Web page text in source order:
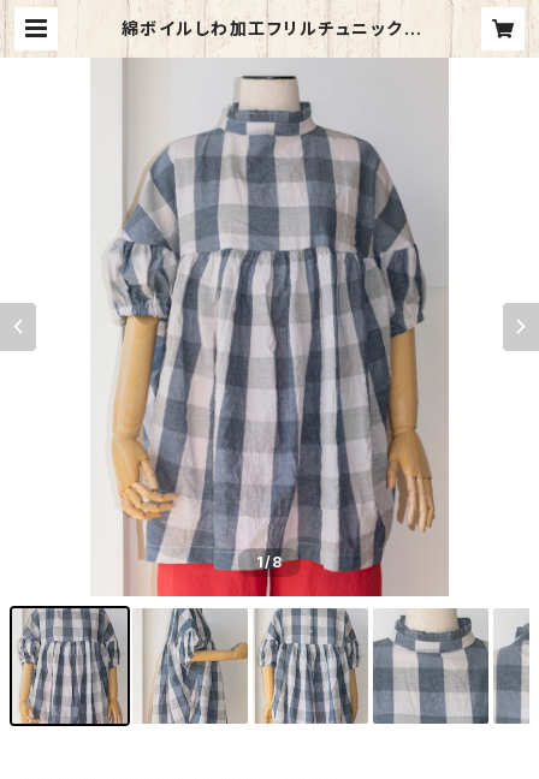
綿ボイルしわ加工フリルチュニック |
di solito
1/8